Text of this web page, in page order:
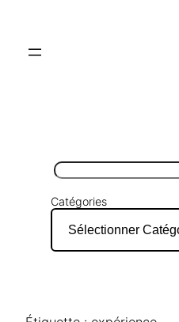
contenu
Rechercher
Catégories